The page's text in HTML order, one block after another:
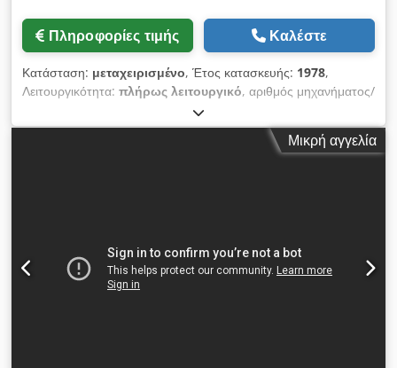
Πληροφορίες τιμής Καλέστε
Κατάσταση: μεταχειρισμένο, Έτος κατασκευής: 1978,
Λειτουργικότητα: πλήρως λειτουργικό, αριθμός μηχανήματος/
, Αριθμός προσφοράς: M06L/7480
Τύπος μηχανήματος: Διπλό πιεστήριο εκτύπωσης Μάρκα:
HEUER Τύπος: DSL6 Έτος κατασκευής: 1978 Dcsdpfxowi S R
Μικρή αγγελία